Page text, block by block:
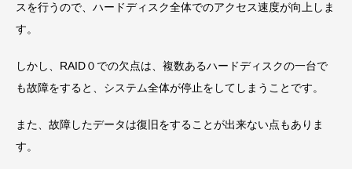
スを行うので、ハードディスク全体でのアクセス速度が向上しま
す。
しかし、RAID０での欠点は、複数あるハードディスクの一台で
も故障をすると、システム全体が停止をしてしまうことです。
また、故障したデータは復旧をすることが出来ない点もありま
す。